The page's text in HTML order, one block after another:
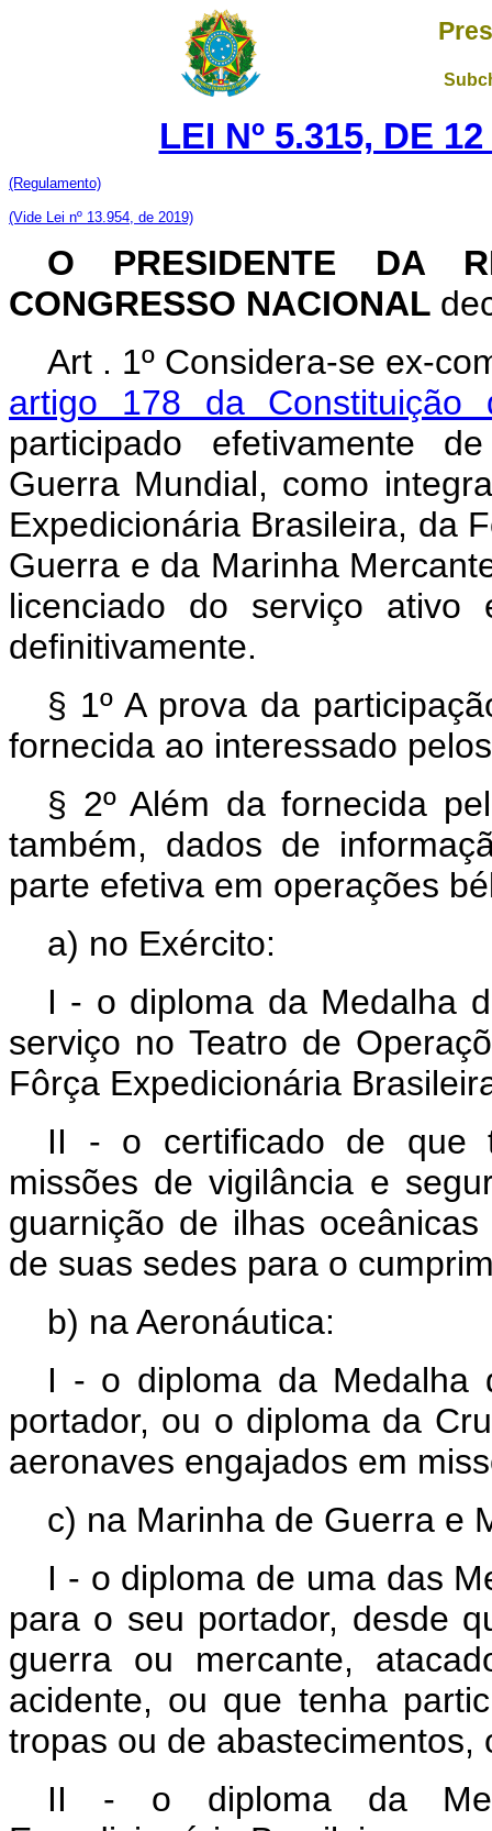
LEI Nº 5.315, DE
(Regulamento)
(Vide Lei nº 13.954, de 2019)
O PRESIDENTE DA
CONGRESSO NACIONAL
Art . 1º Considera-se ex-
artigo 178 da Constituição
participado efetivamente
Guerra Mundial, como
Expedicionária Brasileira, da
Guerra e da Marinha
licenciado do serviço
definitivamente.
§ 1º A prova da
fornecida ao interessado
§ 2º Além da fornecida
também, dados de
parte efetiva em operações
a) no Exército:
I - o diploma da Medalha
serviço no Teatro de
Fôrça Expedicionária
II - o certificado de que
missões de vigilância e
guarnição de ilhas
de suas sedes para o
b) na Aeronáutica:
I - o diploma da Medalha
portador, ou o diploma da
aeronaves engajados em
c) na Marinha de Guerra e
I - o diploma de uma das
para o seu portador, desde
guerra ou mercante,
acidente, ou que tenha
tropas ou de
II - o diploma da